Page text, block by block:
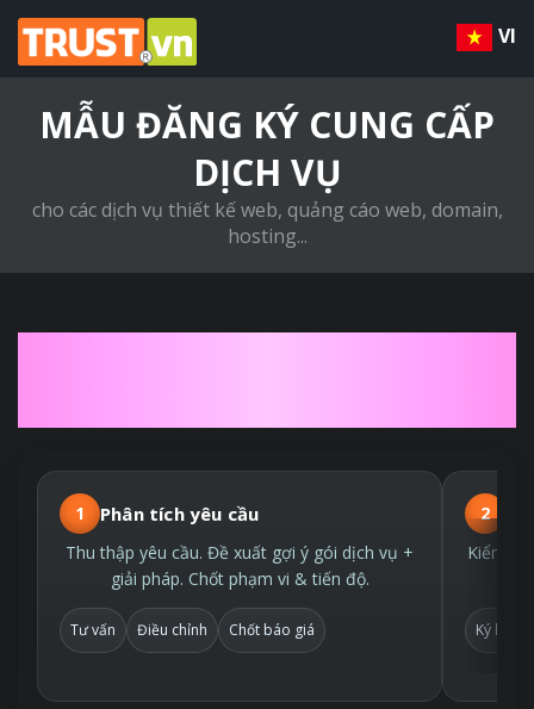
VI
MẪU ĐĂNG KÝ CUNG CẤP
DỊCH VỤ
cho các dịch vụ thiết kế web, quảng cáo web, domain,
hosting...
1 Phân tích yêu cầu
Thu thập yêu cầu. Đề xuất gợi ý gói dịch vụ +
giải pháp. Chốt phạm vi & tiến độ.
Tư vấn Điều chỉnh Chốt báo giá
2
Kiểm
Ký hợp